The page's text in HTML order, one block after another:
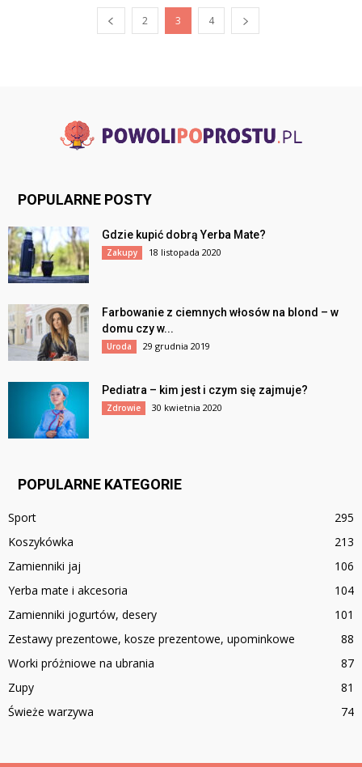
2 3 4
POPULARNE POSTY
Gdzie kupić dobrą Yerba Mate?
Zakupy 18 listopada 2020
Farbowanie z ciemnych włosów na blond – w
domu czy w...
Uroda 29 grudnia 2019
Pediatra – kim jest i czym się zajmuje?
Zdrowie 30 kwietnia 2020
POPULARNE KATEGORIE
Sport
295
Koszykówka
213
Zamienniki jaj
106
Yerba mate i akcesoria
104
Zamienniki jogurtów, desery
101
Zestawy prezentowe, kosze prezentowe, upominkowe
88
Worki próżniowe na ubrania
87
Zupy
81
Świeże warzywa
74